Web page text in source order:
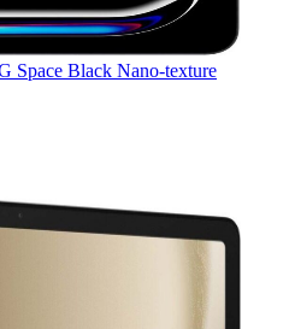
Space Black Nano-texture